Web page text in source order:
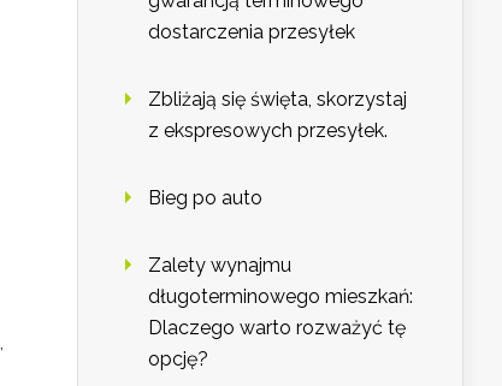
dostarczenia przesyłek
Zbliżają się święta, skorzystaj
z ekspresowych przesyłek.
Bieg po auto
Zalety wynajmu
długoterminowego mieszkań:
Dlaczego warto rozważyć tę
opcję?